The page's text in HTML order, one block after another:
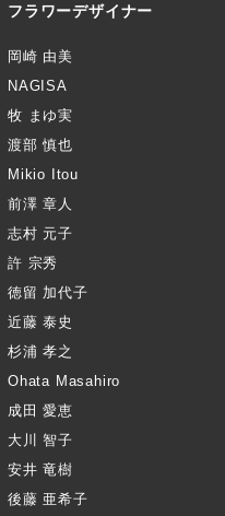
フラワーデザイナー
岡崎 由美
NAGISA
牧 まゆ実
渡部 慎也
Mikio Itou
前澤 章人
志村 元子
許 宗秀
徳留 加代子
近藤 泰史
杉浦 孝之
Ohata Masahiro
成田 愛恵
大川 智子
安井 竜樹
後藤 亜希子